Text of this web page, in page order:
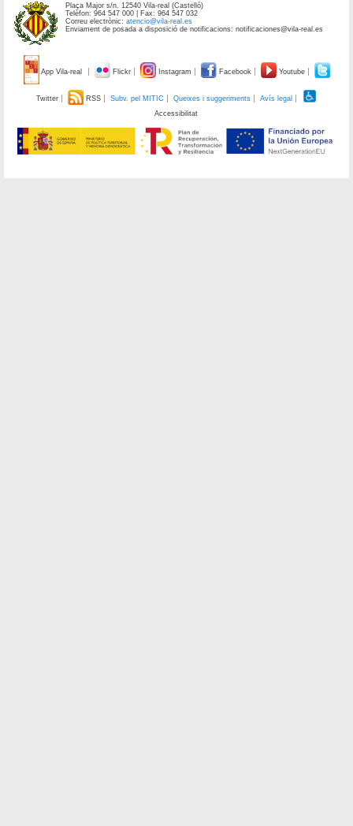
Plaça Major s/n. 12540 Vila-real (Castelló)
Telèfon: 964 547 000 | Fax: 964 547 032
Correu electrònic:atencio@vila-real.es
Enviament de posada a disposició de notificacions: notificaciones@vila-real.es
App Vila-real Flickr Instagram Facebook Youtube
Twitter RSS Subv. pel MITIC Queixes i suggeriments
Avís legal
Accessibilitat